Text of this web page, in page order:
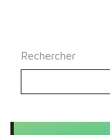
Rechercher